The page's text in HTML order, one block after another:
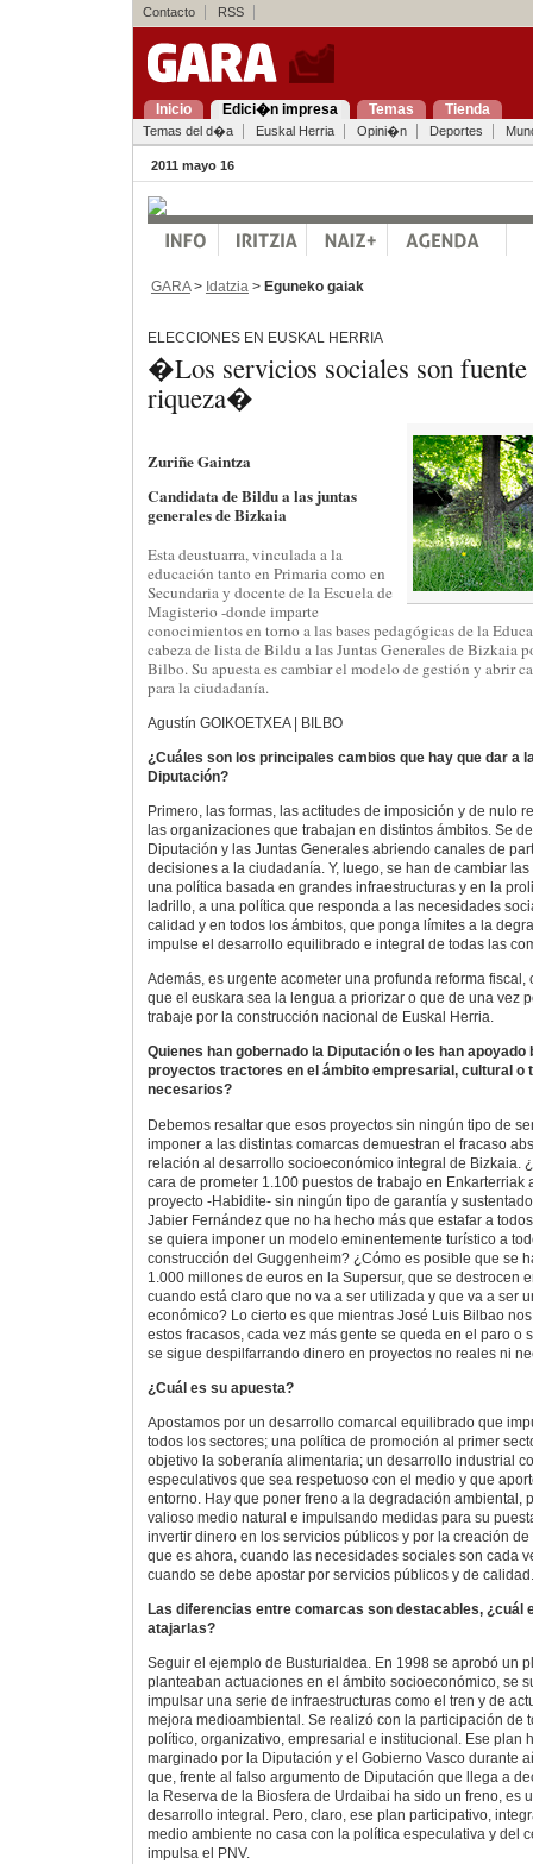
Contacto RSS
Inicio Edici�n impresa Temas Tienda
Temas del d�a Euskal Herria Opini�n Deportes
2011 mayo 16
GARA> Idatzia > Eguneko gaiak
ELECCIONES EN EUSKAL HERRIA
�Los servicios sociales son
riqueza�
Zuriñe Gaintza
Candidata de Bildu a las juntas
generales de Bizkaia
Esta deustuarra, vinculada a la
educación tanto en Primaria como en
Secundaria y docente de la Escuela de
Magisterio -donde imparte
conocimientos en torno a las bases pedagógicas de la
cabeza de lista de Bildu a las Juntas Generales de Bizkaia
Bilbo. Su apuesta es cambiar el modelo de gestión y abrir
para la ciudadanía.
Agustín GOIKOETXEA | BILBO
¿Cuáles son los principales cambios que hay que dar a
Diputación?
Primero, las formas, las actitudes de imposición y de nulo
las organizaciones que trabajan en distintos ámbitos. Se
Diputación y las Juntas Generales abriendo canales de
decisiones a la ciudadanía. Y, luego, se han de cambiar
una política basada en grandes infraestructuras y en la
ladrillo, a una política que responda a las necesidades
calidad y en todos los ámbitos, que ponga límites a la
impulse el desarrollo equilibrado e integral de todas las
Además, es urgente acometer una profunda reforma
que el euskara sea la lengua a priorizar o que de una vez
trabaje por la construcción nacional de Euskal Herria.
Quienes han gobernado la Diputación o les han
proyectos tractores en el ámbito empresarial, cultural o
necesarios?
Debemos resaltar que esos proyectos sin ningún tipo de
imponer a las distintas comarcas demuestran el fracaso
relación al desarrollo socioeconómico integral de Bizkaia.
cara de prometer 1.100 puestos de trabajo en Enkarterriak
proyecto -Habidite- sin ningún tipo de garantía y
Jabier Fernández que no ha hecho más que estafar a
se quiera imponer un modelo eminentemente turístico a
construcción del Guggenheim? ¿Cómo es posible que se
1.000 millones de euros en la Supersur, que se destrocen
cuando está claro que no va a ser utilizada y que va a ser
económico? Lo cierto es que mientras José Luis Bilbao
estos fracasos, cada vez más gente se queda en el paro o
se sigue despilfarrando dinero en proyectos no reales ni
¿Cuál es su apuesta?
Apostamos por un desarrollo comarcal equilibrado que
todos los sectores; una política de promoción al primer
objetivo la soberanía alimentaria; un desarrollo industrial
especulativos que sea respetuoso con el medio y que
entorno. Hay que poner freno a la degradación ambiental,
valioso medio natural e impulsando medidas para su
invertir dinero en los servicios públicos y por la creación
que es ahora, cuando las necesidades sociales son cada
cuando se debe apostar por servicios públicos y de calidad.
Las diferencias entre comarcas son destacables, ¿cuál
atajarlas?
Seguir el ejemplo de Busturialdea. En 1998 se aprobó un
planteaban actuaciones en el ámbito socioeconómico, se
impulsar una serie de infraestructuras como el tren y de
mejora medioambiental. Se realizó con la participación de
político, organizativo, empresarial e institucional. Ese plan
marginado por la Diputación y el Gobierno Vasco durante
que, frente al falso argumento de Diputación que llega a
la Reserva de la Biosfera de Urdaibai ha sido un freno, es
desarrollo integral. Pero, claro, ese plan participativo,
medio ambiente no casa con la política especulativa y del
impulsa el PNV.